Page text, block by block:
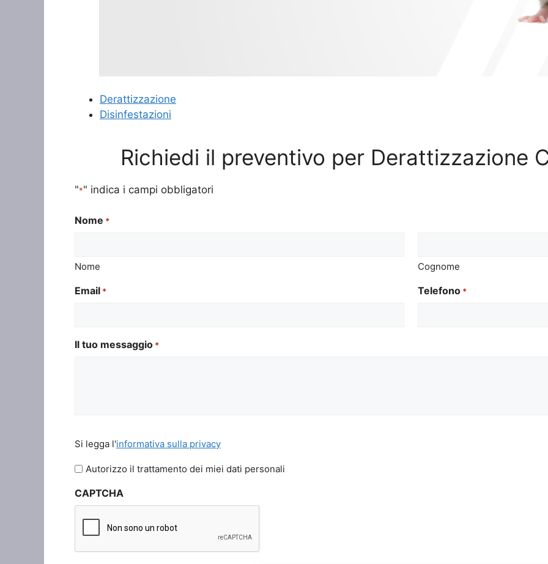
Derattizzazione
Disinfestazioni
Richiedi il preventivo per Derattizzazione
"*" indica i campi obbligatori
Nome *
Nome Cognome
Email * Telefono *
Il tuo messaggio *
legga
l'informativa
privacy
Si legga l'informativa sulla privacy
Autorizzo il trattamento dei miei dati personali
CAPTCHA